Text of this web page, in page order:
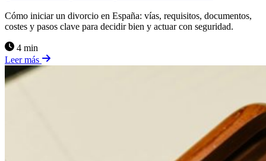
Cómo iniciar un divorcio en España: vías, requisitos, documentos,
costes y pasos clave para decidir bien y actuar con seguridad.
4 min
Leer más